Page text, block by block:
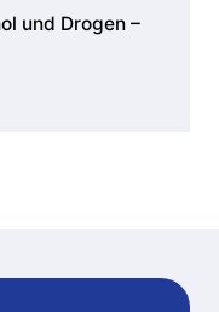
und Drogen –